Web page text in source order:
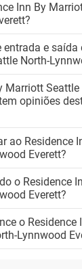
Inn By
entrada e saída
North-
Marriott Seattle
opiniões
ao Residence
Everett?
o Residence
Everett?
o Residence
Lynnwood